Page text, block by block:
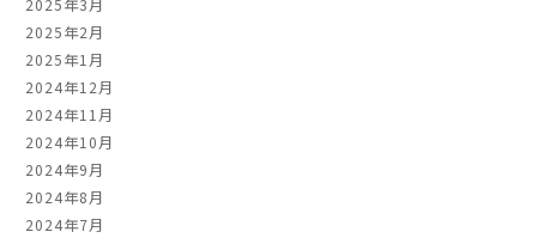
2025年2月
2025年1月
2024年12月
2024年11月
2024年10月
2024年9月
2024年8月
2024年7月